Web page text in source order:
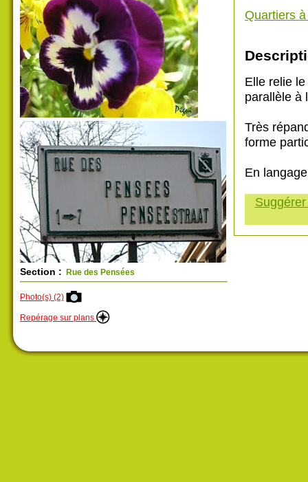
Section : Rue des Pensées
Photo(s) (2)
Repérage sur plans
Quartiers
Elle relie le
parallèle à
Très
forme
En